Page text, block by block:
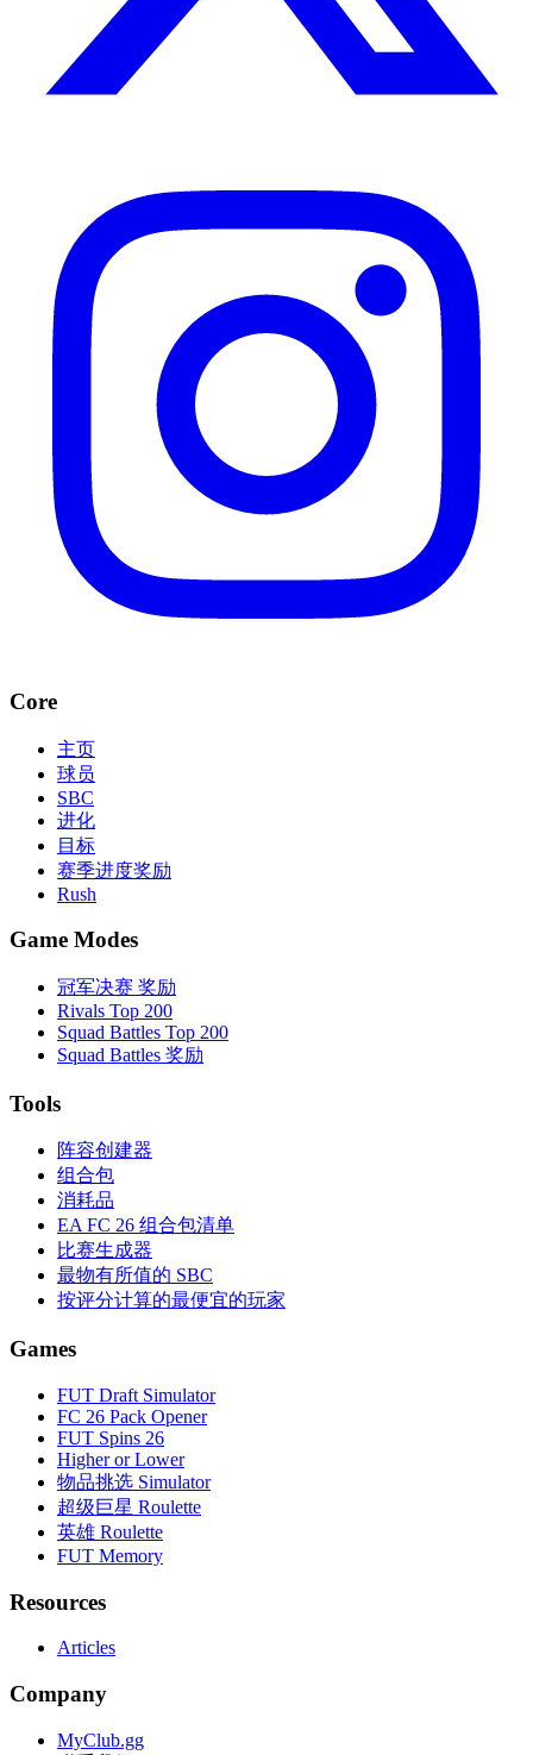
Core
主页
球员
SBC
进化
目标
赛季进度奖励
Rush
Game Modes
冠军决赛 奖励
Rivals Top 200
Squad Battles Top 200
Squad Battles 奖励
Tools
阵容创建器
组合包
消耗品
EA FC 26 组合包清单
比赛生成器
最物有所值的 SBC
按评分计算的最便宜的玩家
Games
FUT Draft Simulator
FC 26 Pack Opener
FUT Spins 26
Higher or Lower
物品挑选 Simulator
超级巨星 Roulette
英雄 Roulette
FUT Memory
Resources
Articles
Company
MyClub.gg